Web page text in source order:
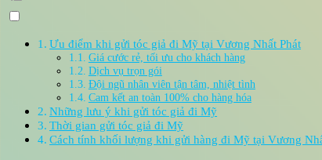
Ưu điểm khi gửi tóc giả đi Mỹ tại Vương Nhất Phát
Giá cước rẻ, tối ưu cho khách hàng
Dịch vụ trọn gói
Đội ngũ nhân viên tận tâm, nhiệt tình
Cam kết an toàn 100% cho hàng hóa
Những lưu ý khi gửi tóc giả đi Mỹ
Thời gian gửi tóc giả đi Mỹ
Cách tính khối lượng khi gửi hàng đi Mỹ tại Vương